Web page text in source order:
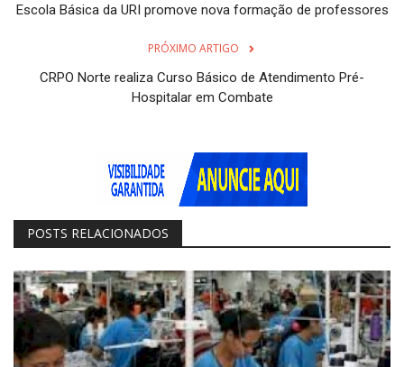
Escola Básica da URI promove nova formação de professores
PRÓXIMO ARTIGO
CRPO Norte realiza Curso Básico de Atendimento Pré-
Hospitalar em Combate
POSTS RELACIONADOS